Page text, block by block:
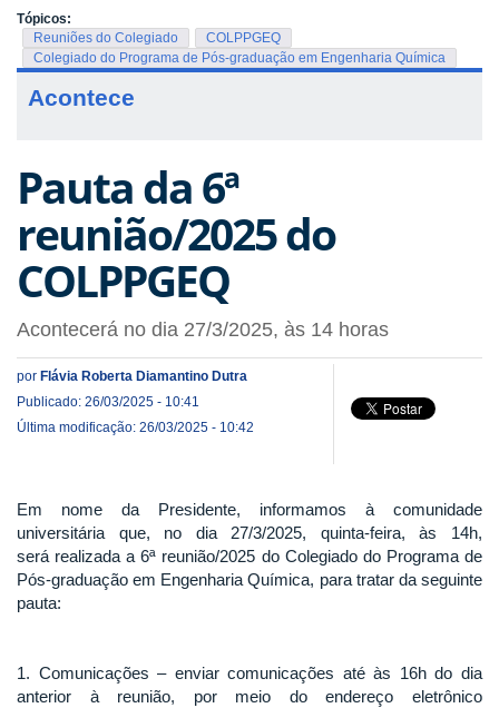
Tópicos:
Reuniões do Colegiado
COLPPGEQ
Colegiado do Programa de Pós-graduação em Engenharia Química
Acontece
Pauta da 6ª
reunião/2025 do
COLPPGEQ
Acontecerá no dia 27/3/2025, às 14 horas
por Flávia Roberta Diamantino Dutra
Publicado: 26/03/2025 - 10:41
Última modificação: 26/03/2025 - 10:42
Em nome da Presidente, informamos à comunidade
universitária que, no dia 27/3/2025, quinta-feira, às 14h,
será realizada a 6ª reunião/2025 do Colegiado do Programa de
Pós-graduação em Engenharia Química, para tratar da seguinte
pauta:
1. Comunicações – enviar comunicações até às 16h do dia
anterior à reunião, por meio do endereço eletrônico